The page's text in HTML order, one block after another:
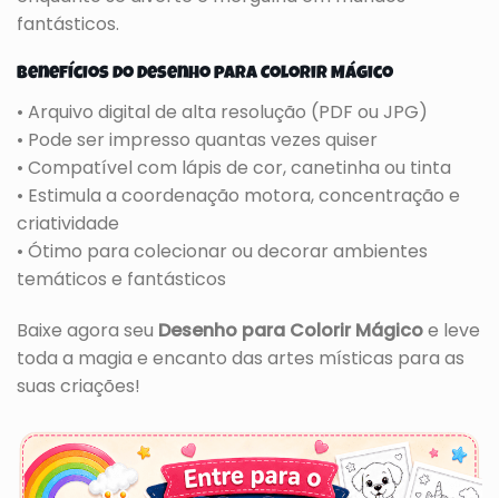
fantásticos.
Benefícios do Desenho para Colorir Mágico
• Arquivo digital de alta resolução (PDF ou JPG)
• Pode ser impresso quantas vezes quiser
• Compatível com lápis de cor, canetinha ou tinta
• Estimula a coordenação motora, concentração e
criatividade
• Ótimo para colecionar ou decorar ambientes
temáticos e fantásticos
Baixe agora seu Desenho para Colorir Mágicoe leve
toda a magia e encanto das artes místicas para as
suas criações!